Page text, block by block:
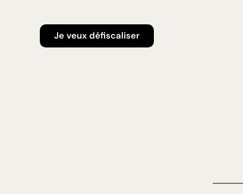
Je veux défiscaliser